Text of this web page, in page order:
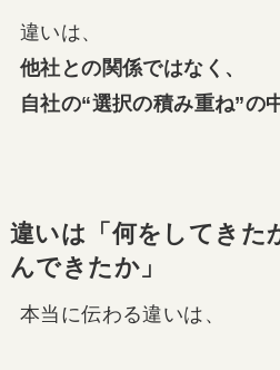
違いは、
他社との関係ではなく、
自社の“選択の積み重ね”の
違いは「何をしてきた
んできたか」
本当に伝わる違いは、